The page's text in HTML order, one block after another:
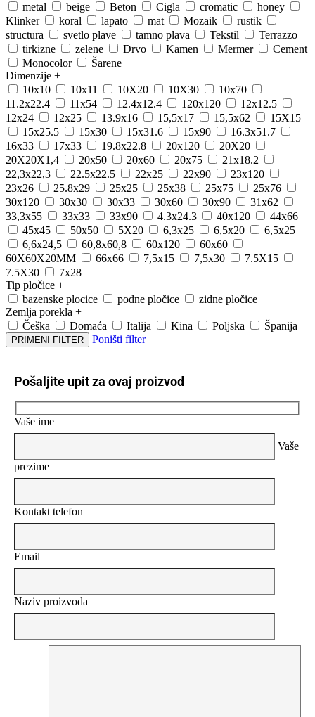
metal
beige Beton Cigla cromatic
honey
Klinker
koral lapato mat Mozaik
rustik
structura
svetlo plave tamno plava Tekstil
Terrazzo
tirkizne
zelene Drvo Kamen Mermer
Cement
Monocolor
Šarene
Dimenzije +
10x10
10x11 10X20 10X30
10x70
11.2x22.4
11x54 12.4x12.4 120x120
12x12.5
12x24
12x25 13.9x16 15,5x17 15,5x62
15X15
15x25.5
15x30 15x31.6 15x90
16.3x51.7
16x33
17x33 19.8x22.8 20x120
20X20
20X20X1,4
20x50 20x60 20x75
21x18.2
22,3x22,3
22.5x22.5 22x25 22x90
23x120
23x26
25.8x29 25x25 25x38 25x75
25x76
30x120
30x30 30x33 30x60 30x90
31x62
33,3x55
33x33 33x90 4.3x24.3 40x120
44x66
45x45
50x50 5X20 6,3x25 6,5x20
6,5x25
6,6x24,5
60,8x60,8 60x120
60x60
60X60X20MM
66x66 7,5x15 7,5x30
7.5X15
7.5X30
7x28
Tip pločice +
bazenske plocice
podne pločice
zidne pločice
Zemlja porekla +
Češka
Domaća Italija Kina Poljska Španija
PRIMENI FILTER Poništi filter
Pošaljite upit za ovaj proizvod
Vaše ime
Vaše
prezime
Kontakt telefon
Email
Naziv proizvoda